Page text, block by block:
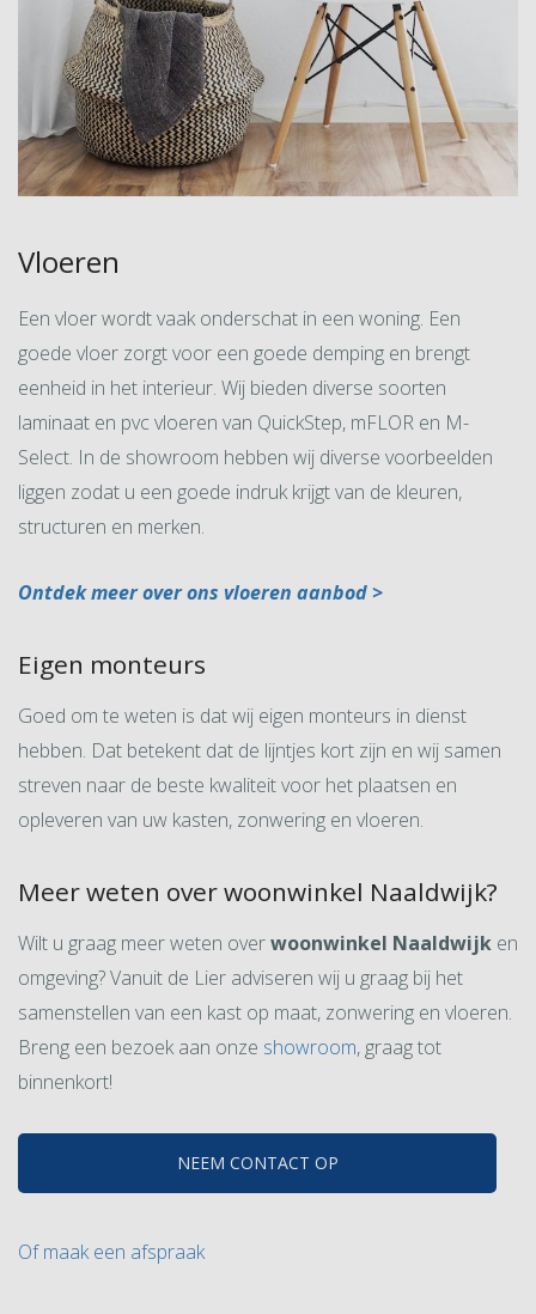
Vloeren
Een vloer wordt vaak onderschat in een woning. Een
goede vloer zorgt voor een goede demping en brengt
eenheid in het interieur. Wij bieden diverse soorten
laminaat en pvc vloeren van QuickStep, mFLOR en M-
Select. In de showroom hebben wij diverse voorbeelden
liggen zodat u een goede indruk krijgt van de kleuren,
structuren en merken.
Ontdek meer over ons vloeren aanbod >
Eigen monteurs
Goed om te weten is dat wij eigen monteurs in dienst
hebben. Dat betekent dat de lijntjes kort zijn en wij samen
streven naar de beste kwaliteit voor het plaatsen en
opleveren van uw kasten, zonwering en vloeren.
Meer weten over woonwinkel Naaldwijk?
Wilt u graag meer weten overwoonwinkel Naaldwijk en
omgeving? Vanuit de Lier adviseren wij u graag bij het
samenstellen van een kast op maat, zonwering en vloeren.
Breng een bezoek aan onze showroom, graag tot
binnenkort!
NEEM CONTACT OP
Of maak een afspraak